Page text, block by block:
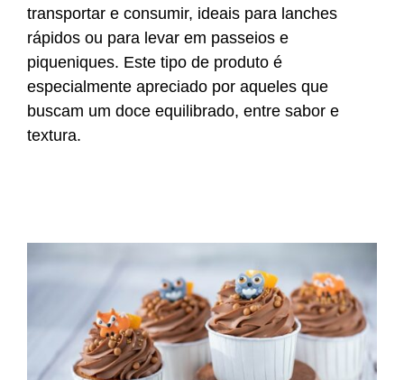
transportar e consumir, ideais para lanches
rápidos ou para levar em passeios e
piqueniques. Este tipo de produto é
especialmente apreciado por aqueles que
buscam um doce equilibrado, entre sabor e
textura.